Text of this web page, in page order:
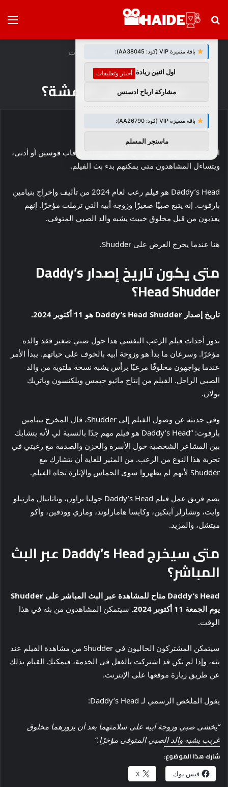
بحث
الرئيسية/أخبار وتعليقات
أخبار وتعليقات
متى يخرج على الرعشة؟
ال رأس بابا تاريخ الافراج عن القشعريرةأصبح قاب قوسين أو أدنى،
ويتساءل المشاهدون متى يمكنهم بدء بث الفيلم.
Daddy’s Head هو فيلم رعب لعام 2024 من تأليف وإخراج بنيامين
بارفوت. إنه يتبع صبيًا صغيرًا وزوجة أبيه التي ترملت مؤخرًا. إنهم
يعذبون من قبل مخلوق خبيث يشبه والد الصبي المتوفى.
هنا عندما يخرج العرض على Shudder.
متى يكون تاريخ إصدار Daddy’s
Head Shudder؟
تاريخ إصدار Daddy’s Head Shudder هو 11 أكتوبر 2024.
تدور أحداث فيلم الرعب النفسي هذا حول صبي صغير فقد والده
مؤخرًا. وسرعان ما بدأ هو وزوجة أبيه بالخوف على حياتهم. يبدأ الأمر
عندما يواجهون مخلوقًا مرعبًا برأس يشبه نسخة ملتوية من والد
الصبي الراحل. الفيلم من إنتاج ماثيو جيمس ويلكنسون وباتريك
تولان.
وفي حديثه عن وصول الفيلم إلى Shudder، قال المخرج بنيامين
بارفوت: “Daddy’s Head هو فيلم مهم جدًا بالنسبة لي لأنه يتشابك
بين المشاعر الشخصية حول الأسرة والحزن والصدمة مع رغبتي في
تجربة هذا النوع من الرعب. من المثير للغاية أن نتشارك مع
Shudder لأنهم لم يظهروا سوى الحماس والإثارة تجاه الفيلم.
يضم فريق عمل فيلم Daddy’s Head جوليا براون، وناثانيال مارتيلو
وايت، وتشارلز آيتكين، وكايسا هامارلوند، وماري وودفين، وأكو
ميتشل، والمزيد.
متى سيخرج Daddy’s Head عبر البث
المباشر؟
Daddy’s Head متاح للمشاهدة عبر البث المباشر على Shudder
يوم الجمعة 11 أكتوبر 2024.
سيتمكن المشاهدون من بثه في هذا
الوقت.
سيتمكن المشتركون الحاليون في Shudder من مشاهدة الفيلم عند
بثه، وإذا لم تكن قد اشتركت بالفعل في الخدمة، فيمكنك القيام بذلك
عن طريق زيارة موقعها على الإنترنت.
يقول الملخص الرسمي لـ Daddy’s Head:
“يخشى صبي وزوجة أبيه على سلامتهما بعد أن يزورهما مخلوق
غريب يشبه والد الصبي المتوفى مؤخرًا.”
شارك هذا الموضوع:
فيس بوك X
توصيات :
باقة متميزة VIP (كود: AA38045):
اول اثنين ريادة اعمال
مشاركة ارباح ادسنس
باقة متميزة VIP (كود: AA26790):
ماسنجر المسلم